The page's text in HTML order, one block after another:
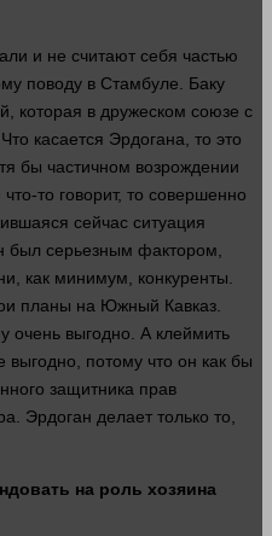
и не считают себя частью
поводу в Стамбуле. Баку
которая в дружеском союзе с
касается Эрдогана, то это
бы частичном возрождении
то говорит, то совершенно
сейчас ситуация
был серьезным фактором,
как минимум, конкуренты.
планы на Южный Кавказ.
очень выгодно. А клеймить
потому что он как бы
защитника прав
Эрдоган делает только то,
на роль хозяина